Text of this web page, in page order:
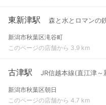
東新津駅 森と水とロマンの
新潟市秋葉区滝谷町
このページの店舗から 3.9 km
古津駅 JR信越本線(直江津～
新潟市秋葉区朝日
このページの店舗から 4.7 km